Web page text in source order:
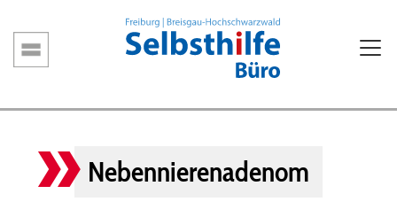
zum
Inhalt
Hauptnavigation
Nebennierenadenom